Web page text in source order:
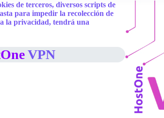
de terceros, diversos scripts de
para impedir la recolección de
la privacidad, tendrá una
VPN